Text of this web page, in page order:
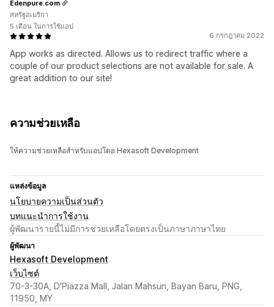
6 กรกฎาคม 2022
App works as directed. Allows us to redirect traffic where a
couple of our product selections are not available for sale. A
great addition to our site!
Edenpure.com
สหรัฐอเมริกา
5 เดือน ในการใช้แอป
ความช่วยเหลือ
ให้ความช่วยเหลือสำหรับแอปโดย Hexasoft Development
แหล่งข้อมูล
นโยบายความเป็นส่วนตัว
บทแนะนำการใช้งาน
ผู้พัฒนารายนี้ไม่มีการช่วยเหลือโดยตรงเป็นภาษาภาษาไทย
ผู้พัฒนา
Hexasoft Development
เว็บไซต์
70-3-30A, D'Piazza Mall, Jalan Mahsuri, Bayan Baru, PNG,
11950, MY